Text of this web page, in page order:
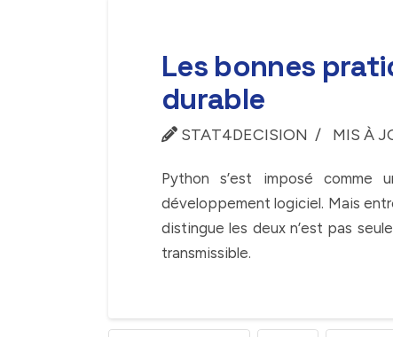
Les bonnes
durable
STAT4DECISION MIS À
Python s’est imposé comme
développement logiciel. Mais
distingue les deux n’est pas
transmissible.